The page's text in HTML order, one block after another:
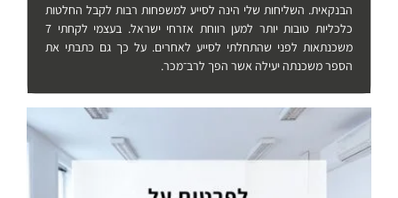
הבנקאית. השליחות שלי הינה לסייע למשפחות רבות לקבל החלטות
כלכליות טובות יותר למען רווחת אזרחי ישראל. בעצמי לקחתי 7
משכנתאות לפני שהתחלתי לסייע לאחרים. על כך גם כתבתי את
הספר משכנתה יעילה אשר הפך לרב־מכר.